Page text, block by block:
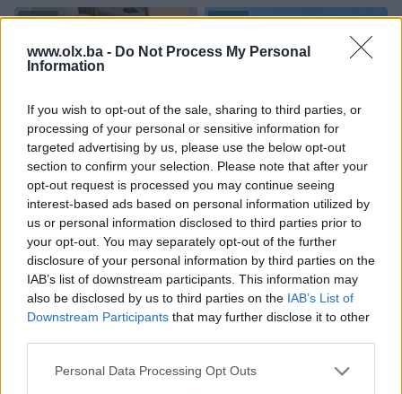
www.olx.ba - Do Not Process My Personal
Information
If you wish to opt-out of the sale, sharing to third parties, or
processing of your personal or sensitive information for
targeted advertising by us, please use the below opt-out
section to confirm your selection. Please note that after your
opt-out request is processed you may continue seeing
interest-based ads based on personal information utilized by
us or personal information disclosed to third parties prior to
your opt-out. You may separately opt-out of the further
disclosure of your personal information by third parties on the
IAB’s list of downstream participants. This information may
also be disclosed by us to third parties on the IAB’s List of
Downstream Participants that may further disclose it to other
Personal Data Processing Opt Outs
PIK SHOP
Izdvojeno Dostupno
Stan na dan Sarajevo -
Centar, Šip
60 KM
prije 22 minuta
PIK SHOP
Izdvojeno Dostupno
STAMBENI KONTEJNER SA
MOKRIM ČVOROM
Novo
7.930 KM
prije 22 minuta
PIK SHOP PIK SHOP